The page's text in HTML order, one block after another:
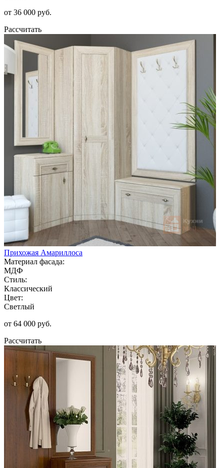
от 36 000 руб.
Рассчитать
Прихожая Амариллоса
Материал фасада:
МДФ
Стиль:
Классический
Цвет:
Светлый
от 64 000 руб.
Рассчитать